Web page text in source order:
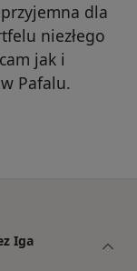
dla
niezłego
jak i
Pafalu.
usunięte
Iga